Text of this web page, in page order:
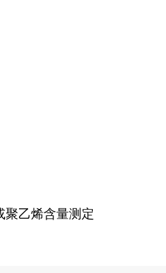
聚乙烯含量测定